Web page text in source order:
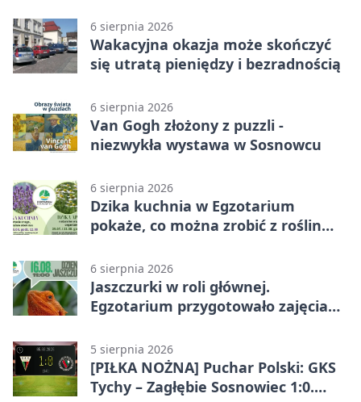
6 sierpnia 2026
Wakacyjna okazja może skończyć
się utratą pieniędzy i bezradnością
6 sierpnia 2026
Van Gogh złożony z puzzli -
niezwykła wystawa w Sosnowcu
6 sierpnia 2026
Dzika kuchnia w Egzotarium
pokaże, co można zrobić z roślin
6 sierpnia 2026
Jaszczurki w roli głównej.
Egzotarium przygotowało zajęcia
5 sierpnia 2026
[PIŁKA NOŻNA] Puchar Polski: GKS
Tychy – Zagłębie Sosnowiec 1:0.